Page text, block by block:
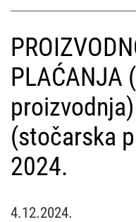
PLAĆANJA
(stočarska
2024.
4.12.2024.